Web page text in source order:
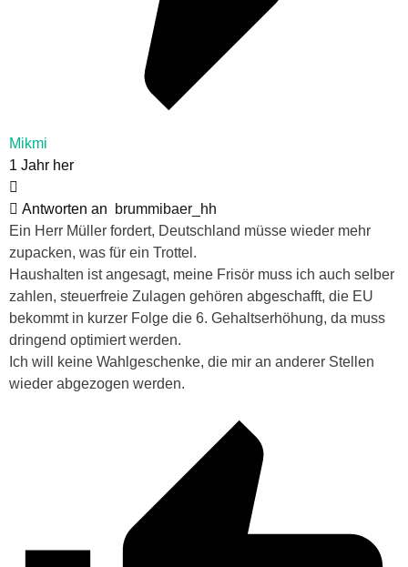
Mikmi
1 Jahr her
Antworten an
brummibaer_hh
Ein Herr Müller fordert, Deutschland müsse wieder mehr
zupacken, was für ein Trottel.
Haushalten ist angesagt, meine Frisör muss ich auch selber
zahlen, steuerfreie Zulagen gehören abgeschafft, die EU
bekommt in kurzer Folge die 6. Gehaltserhöhung, da muss
dringend optimiert werden.
Ich will keine Wahlgeschenke, die mir an anderer Stellen
wieder abgezogen werden.